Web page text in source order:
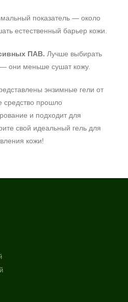
показатель — около
естественный барьер кожи.
ПАВ. Лучше выбирать
они меньше сушат кожу.
энзимные гели от
средство прошло
и подходит для
свой идеальный гель для
кожи!